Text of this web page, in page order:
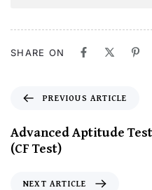
SHARE ON
PREVIOUS ARTICLE
Advanced Aptitude
(CF Test)
NEXT ARTICLE